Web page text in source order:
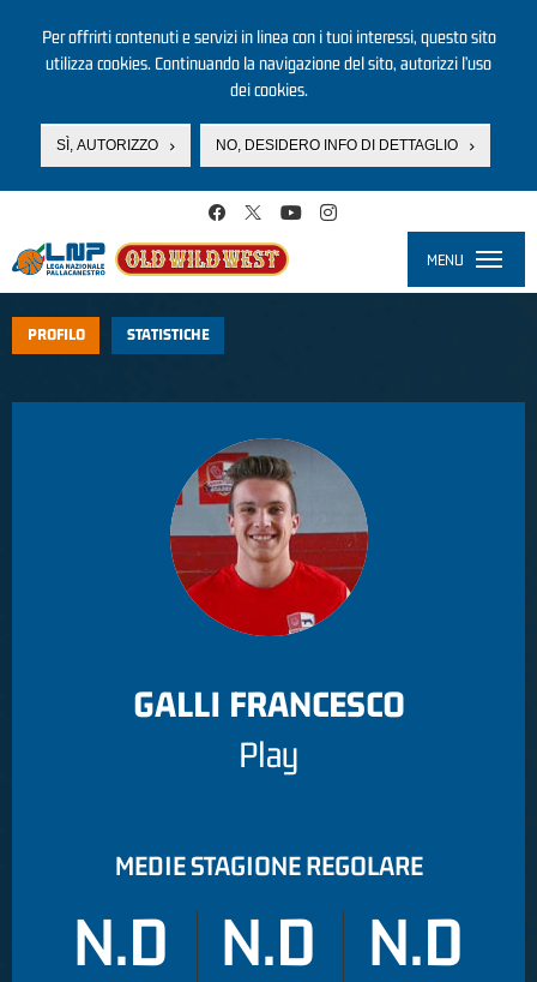
Per offrirti contenuti e servizi in linea con i tuoi interessi, questo sito
utilizza cookies. Continuando la navigazione del sito, autorizzi l’uso
dei cookies.
SÌ, AUTORIZZO NO, DESIDERO INFO DI DETTAGLIO
MENU
PROFILO STATISTICHE
GALLI FRANCESCO
Play
MEDIE STAGIONE REGOLARE
N.D N.D N.D